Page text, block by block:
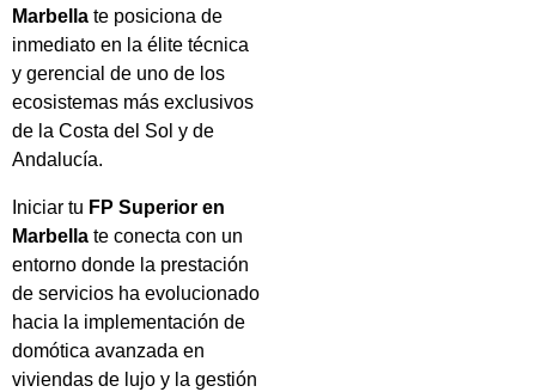
Marbella te posiciona de
inmediato en la élite técnica
y gerencial de uno de los
ecosistemas más exclusivos
de la Costa del Sol y de
Andalucía.
Iniciar tu FP Superior en
Marbella te conecta con un
entorno donde la prestación
de servicios ha evolucionado
hacia la implementación de
domótica avanzada en
viviendas de lujo y la gestión